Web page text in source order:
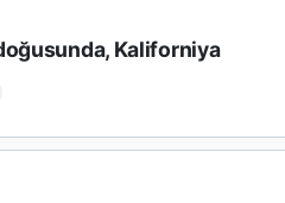
Kaliforniya